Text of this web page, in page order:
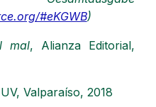
#eKGWB)
mal, Alianza Editorial,
Valparaíso, 2018